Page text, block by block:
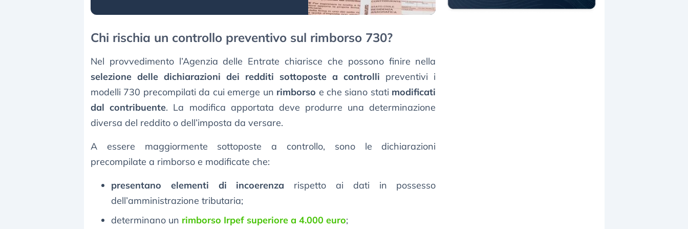
Chi rischia un controllo preventivo sul rimborso 730?
Nel provvedimento l’Agenzia delle Entrate chiarisce che possono finire nella
selezione delle dichiarazioni dei redditi sottoposte a controlli preventivi i
modelli 730 precompilati da cui emerge un rimborso e che siano stati modificati
dal contribuente. La modifica apportata deve produrre una determinazione
diversa del reddito o dell’imposta da versare.
A essere maggiormente sottoposte a controllo, sono le dichiarazioni
precompilate a rimborso e modificate che:
presentano elementi di incoerenza rispetto ai dati in possesso
dell’amministrazione tributaria;
determinano un rimborso Irpef superiore a 4.000 euro;